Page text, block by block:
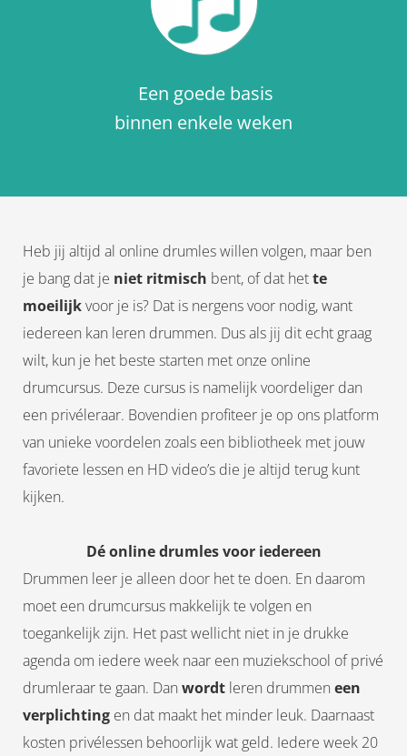
Een goede basis
binnen enkele weken
Heb jij altijd al online drumles willen volgen, maar ben
je bang dat je niet ritmisch bent, of dat hette
moeilijkvoor je is? Dat is nergens voor nodig, want
iedereen kan leren drummen. Dus als jij dit echt graag
wilt, kun je het beste starten met onze online
drumcursus. Deze cursus is namelijk voordeliger dan
een privéleraar. Bovendien profiteer je op ons platform
van unieke voordelen zoals een bibliotheek met jouw
favoriete lessen en HD video’s die je altijd terug kunt
kijken.
Dé online drumles voor iedereen
Drummen leer je alleen door het te doen. En daarom
moet een drumcursus makkelijk te volgen en
toegankelijk zijn. Het past wellicht niet in je drukke
agenda om iedere week naar een muziekschool of privé
drumleraar te gaan. Dan wordt leren drummen een
verplichting en dat maakt het minder leuk. Daarnaast
kosten privélessen behoorlijk wat geld. Iedere week 20